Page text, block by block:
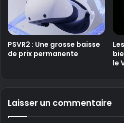
PSVR2 : Une grosse baisse
de prix permanente
le
Laisser un commentaire